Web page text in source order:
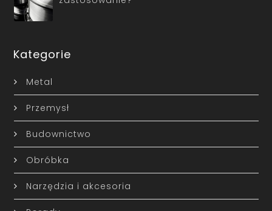
Kategorie
Metal
Przemysł
Budownictwo
Obróbka
Narzędzia i akcesoria